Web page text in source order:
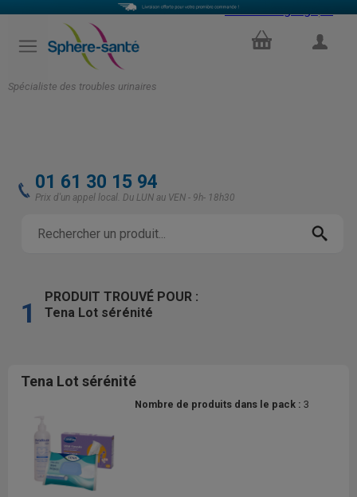
Spécialiste des troubles urinaires
Select Language
PANIER
01 61 30 15 94
Prix d'un appel local. Du LUN au VEN - 9h- 18h30
1
PRODUIT TROUVÉ POUR :
Tena Lot sérénité
Tena Lot sérénité
Nombre de produits dans le pack : 3